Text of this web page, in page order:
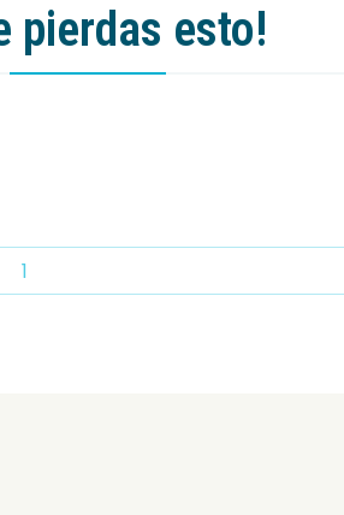
pierdas esto!